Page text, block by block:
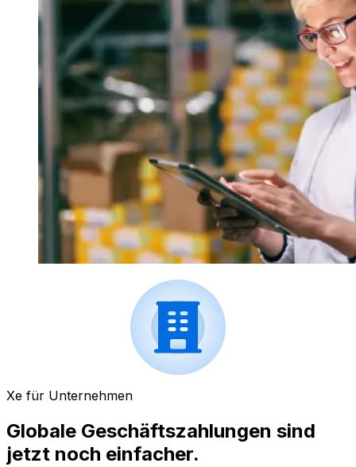
Xe für Unternehmen
Globale Geschäftszahlungen sind
jetzt noch einfacher.